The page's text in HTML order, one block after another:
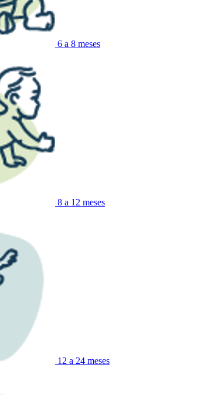
6 a 8 meses
8 a 12 meses
12 a 24 meses